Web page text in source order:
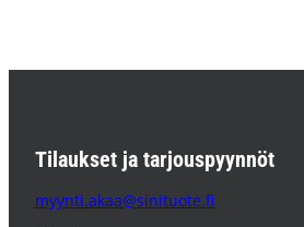
Tilaukset ja tarjouspyynnöt
myynti.akaa@sinituote.fi